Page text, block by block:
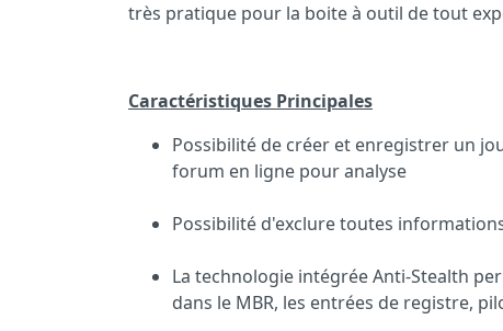
très pratique pour la boite à outil de tout
Caractéristiques Principales
Possibilité de créer et enregistrer un
forum en ligne pour analyse
Possibilité d'exclure toutes
La technologie intégréeAnti-Stealth
dans le MBR, les entrées de registre,